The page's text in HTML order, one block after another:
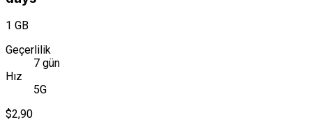
1 GB
Geçerlilik
7 gün
Hız
5G
$2,90